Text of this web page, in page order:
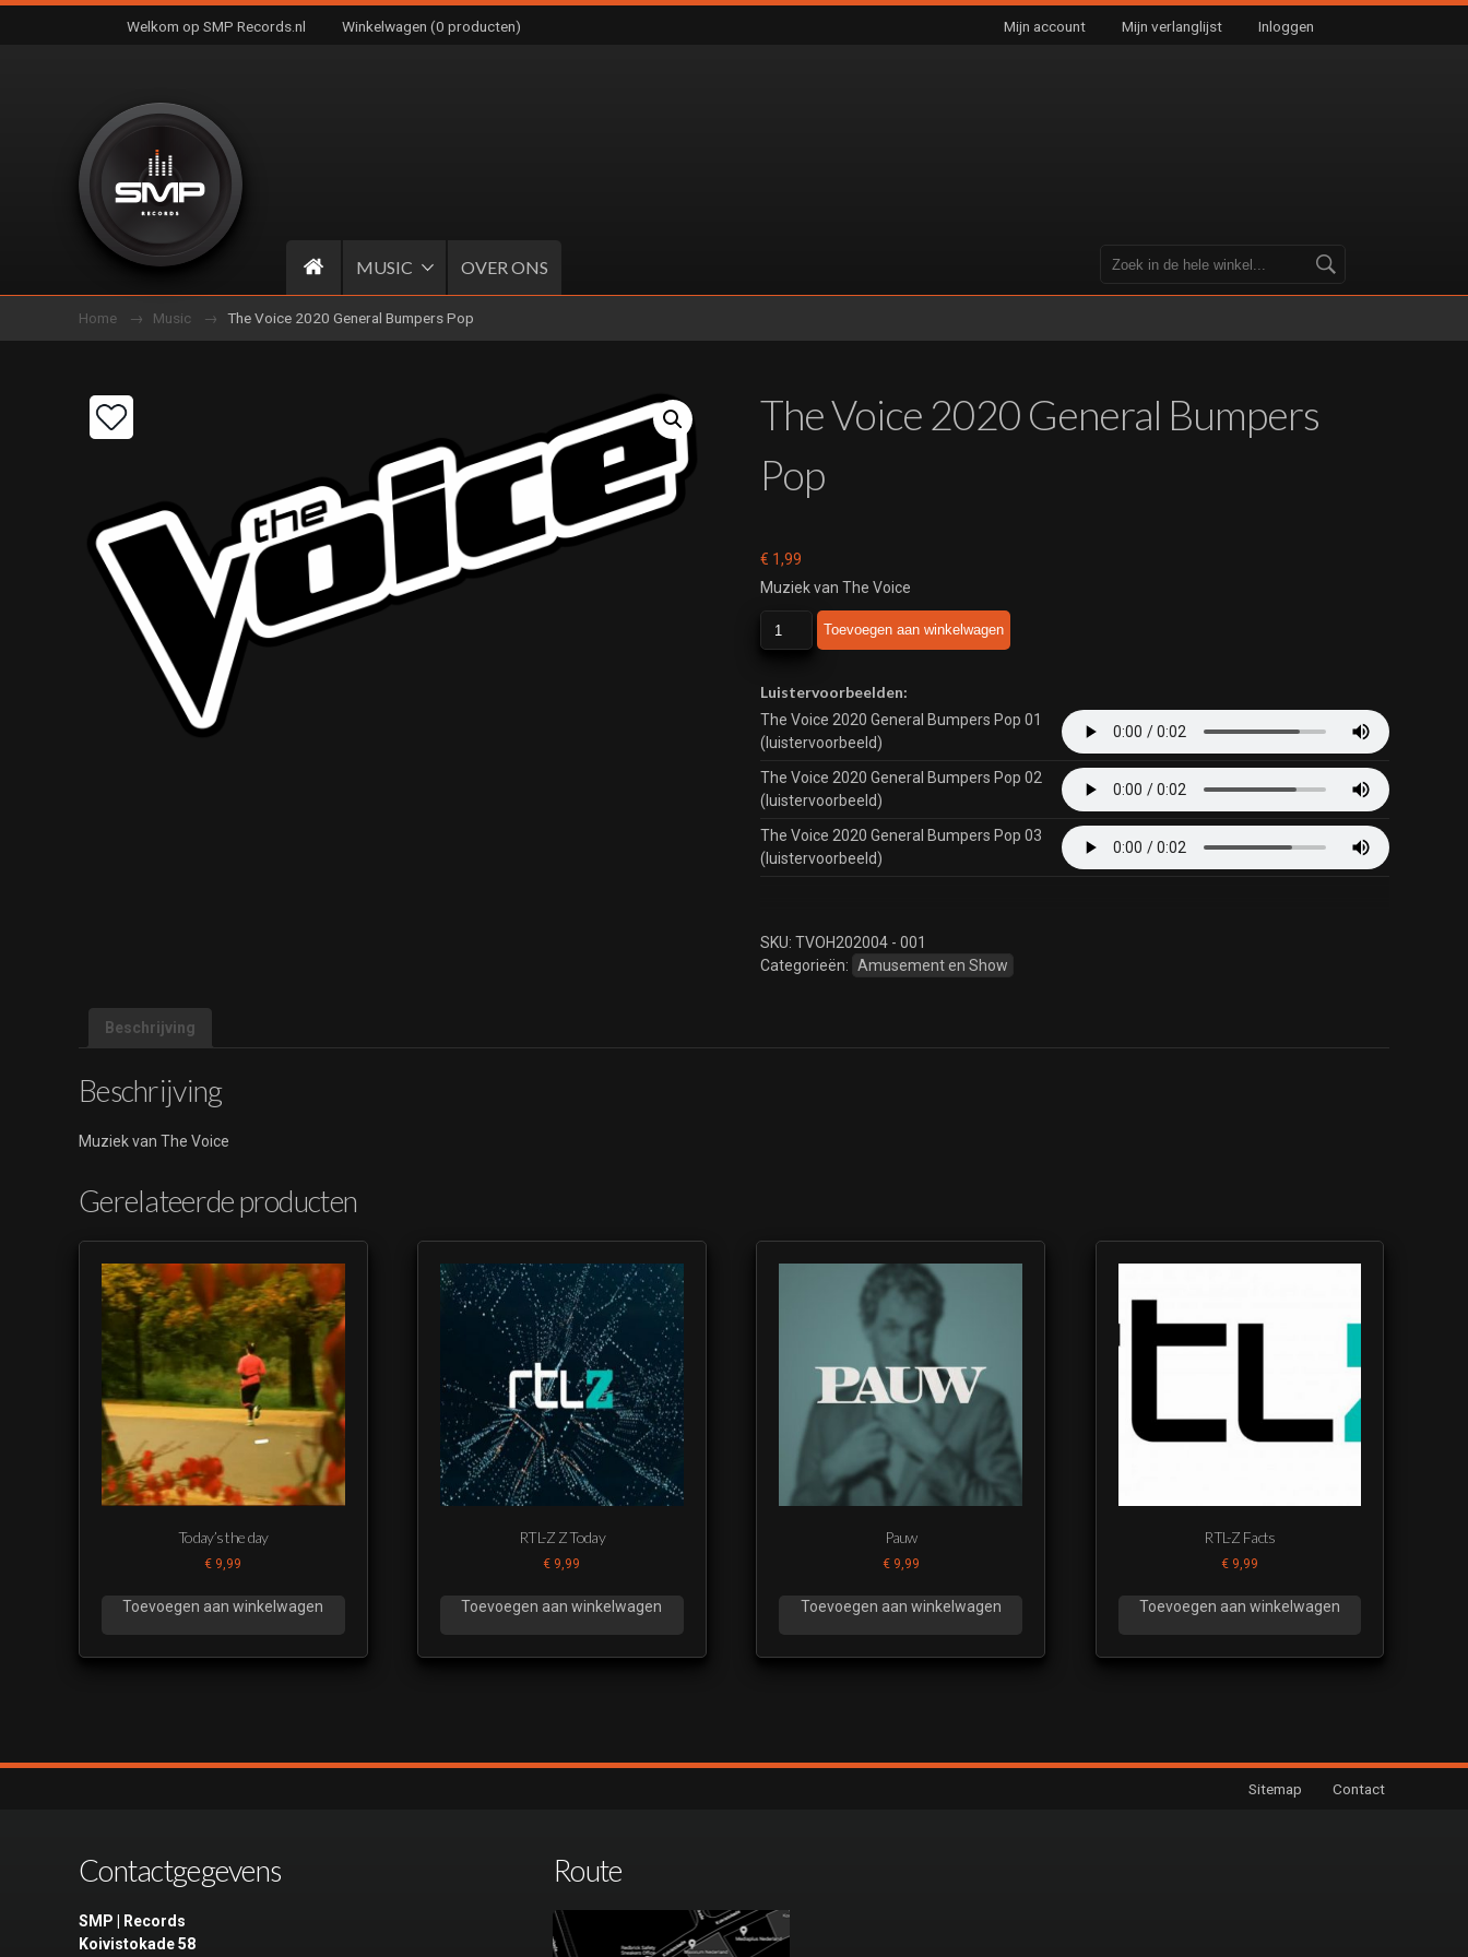
Welkom op SMP Records.nl Winkelwagen (0 producten) Mijn account Mijn verlanglijst Inloggen
MUSIC OVER ONS
Home Music The Voice 2020 General Bumpers Pop
The Voice 2020 General Bumpers
Pop
€ 1,99
Muziek van The Voice
Voice
General
Bumpers
Pop
Toevoegen aan winkelwagen
Luistervoorbeelden:
The Voice 2020 General Bumpers Pop 01
(luistervoorbeeld)
The Voice 2020 General Bumpers Pop 02
(luistervoorbeeld)
The Voice 2020 General Bumpers Pop 03
(luistervoorbeeld)
SKU: TVOH202004 - 001
Categorieën: Amusement en Show
Beschrijving
Beschrijving
Muziek van The Voice
Gerelateerde producten
Today’s the day
€ 9,99
Toevoegen aan winkelwagen
RTL-Z Z Today
€ 9,99
Toevoegen aan winkelwagen
Pauw
€9,99
Toevoegen aan winkelwagen
RTL-Z Facts
€9,99
Toevoegen aan winkelwagen
Sitemap Contact
Contactgegevens
SMP | Records
Koivistokade 58
Route